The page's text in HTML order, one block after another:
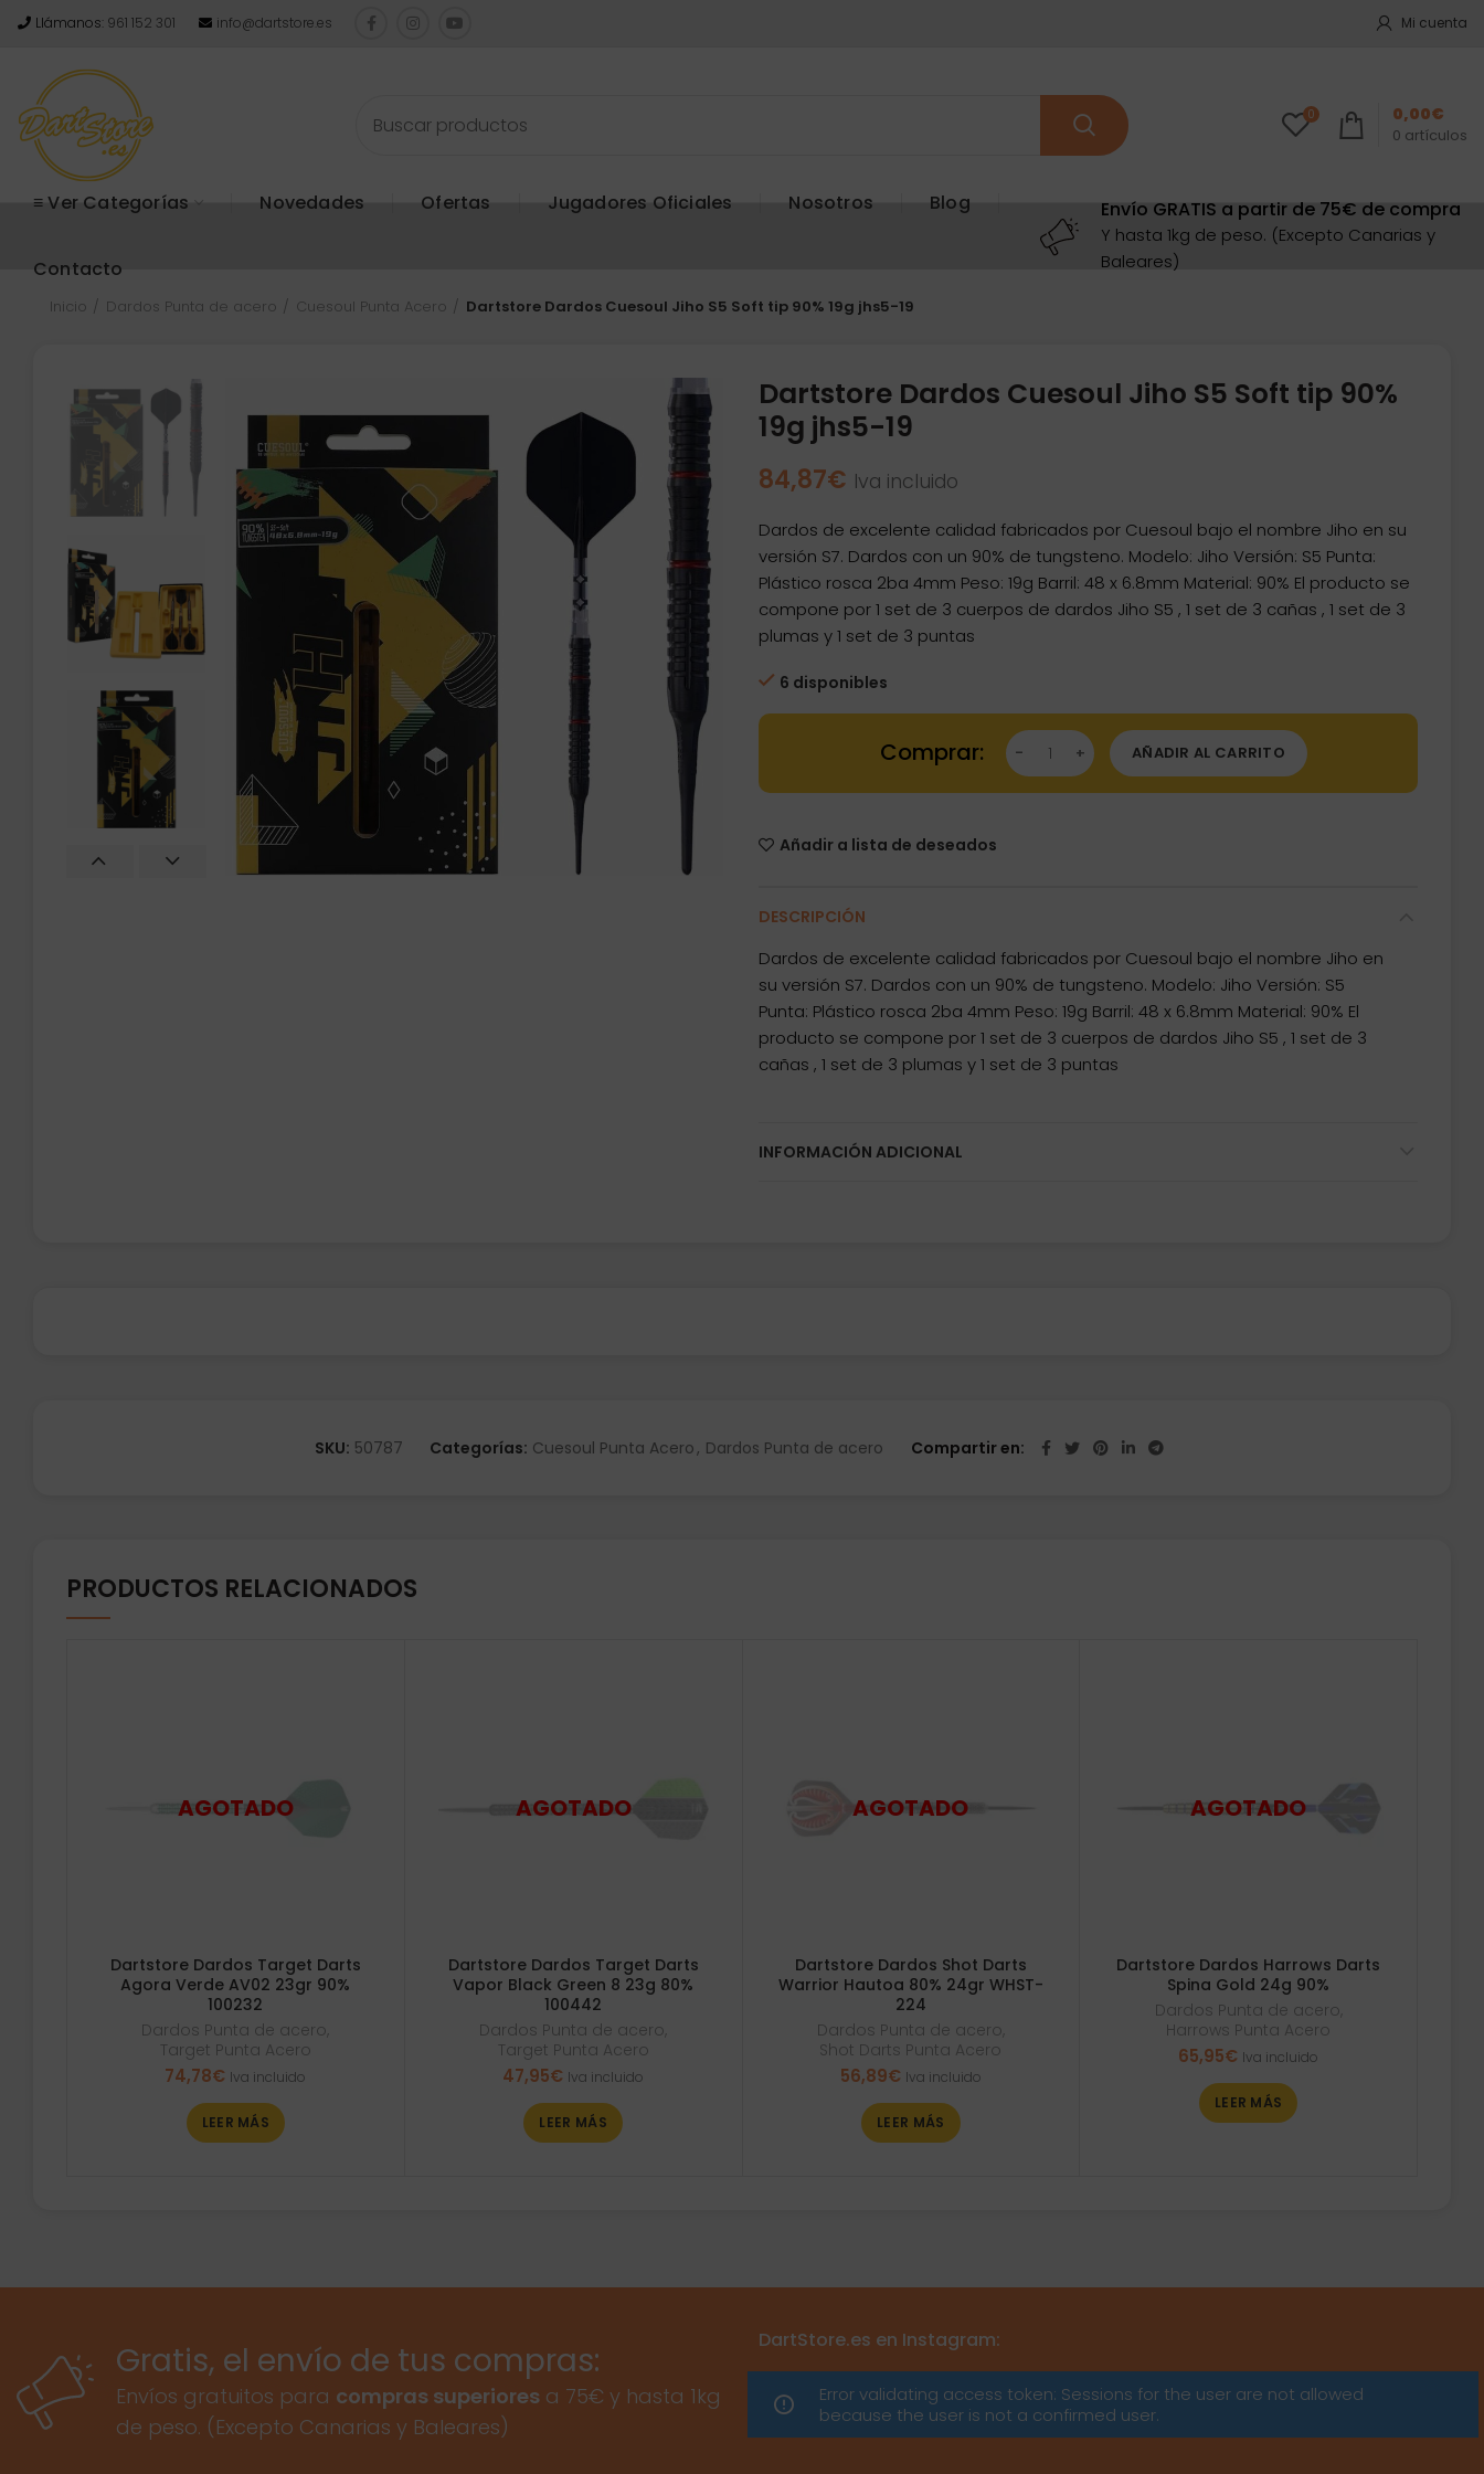
Llámanos: 961 152 301 info@dartstore.es Mi cuenta
0
0 artículos
0,00€
≡ Ver Categorías Novedades Ofertas Jugadores Oficiales Nosotros Blog
Contacto
Envío GRATIS a partir de 75€ de compra
Y hasta 1kg de peso. (Excepto Canarias y
Baleares)
Inicio Dardos Punta de acero Cuesoul Punta Acero Dartstore Dardos Cuesoul Jiho S5 Soft tip 90% 19g jhs5-19
Dartstore Dardos Cuesoul Jiho S5 Soft tip 90%
19g jhs5-19
84,87€ Iva incluido
Dardos de excelente calidad fabricados por Cuesoul bajo el nombre Jiho en su
versión S7. Dardos con un 90% de tungsteno. Modelo: Jiho Versión: S5 Punta:
Plástico rosca 2ba 4mm Peso: 19g Barril: 48 x 6.8mm Material: 90% El producto se
compone por 1 set de 3 cuerpos de dardos Jiho S5 , 1 set de 3 cañas , 1 set de 3
plumas y 1 set de 3 puntas
6 disponibles
Dartstore Dardos Cuesoul Jiho S5 Soft tip 90% 19g jhs5-19 cantidad
AÑADIR AL CARRITO
Añadir a lista de deseados
DESCRIPCIÓN
Dardos de excelente calidad fabricados por Cuesoul bajo el nombre Jiho en
su versión S7. Dardos con un 90% de tungsteno. Modelo: Jiho Versión: S5
Punta: Plástico rosca 2ba 4mm Peso: 19g Barril: 48 x 6.8mm Material: 90% El
producto se compone por 1 set de 3 cuerpos de dardos Jiho S5 , 1 set de 3
cañas , 1 set de 3 plumas y 1 set de 3 puntas
INFORMACIÓN ADICIONAL
SKU: 50787 Categorías: Cuesoul Punta Acero, Dardos Punta de acero Compartir en
PRODUCTOS RELACIONADOS
Dartstore Dardos Target Darts
Agora Verde AV02 23gr 90%
100232
Dardos Punta de acero,
Target Punta Acero
74,78€ Iva incluido
LEER MÁS
Dartstore Dardos Target Darts
Vapor Black Green 8 23g 80%
100442
Dardos Punta de acero,
Target Punta Acero
47,95€ Iva incluido
LEER MÁS
Dartstore Dardos Shot Darts
Warrior Hautoa 80% 24gr WHST-
224
Dardos Punta de acero,
Shot Darts Punta Acero
56,89€ Iva incluido
LEER MÁS
Dartstore Dardos Harrows Darts
Spina Gold 24g 90%
Dardos Punta de acero,
Harrows Punta Acero
65,95€ Iva incluido
LEER MÁS
Gratis, el envío de tus compras:
Envíos gratuitos para compras superiores a 75€ y hasta 1kg
de peso. (Excepto Canarias y Baleares)
DartStore.es en Instagram:
Error validating access token: Sessions for the user are not allowed
because the user is not a confirmed user.